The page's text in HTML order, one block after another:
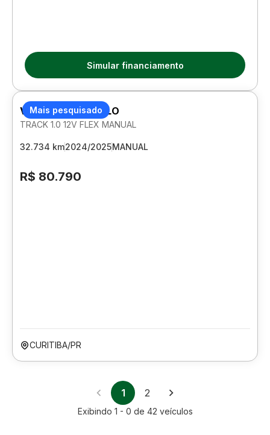
Simular financiamento
Mais pesquisado
VOLKSWAGEN POLO
TRACK 1.0 12V FLEX MANUAL
32.734 km2024/2025MANUAL
R$ 80.790
CURITIBA/PR
1 2
Exibindo 1 - 0 de 42 veículos